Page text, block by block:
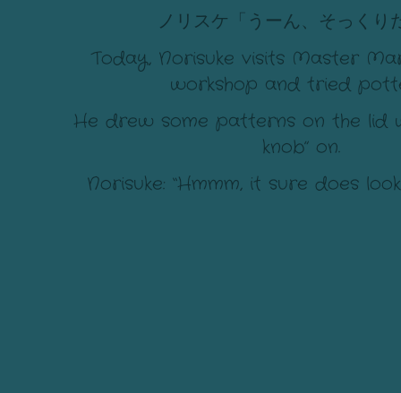
ノリスケ「うーん、そっくり
Today, Norisuke visits Master
workshop and tried
He drew some patterns on the lid
knob” on.
Norisuke: “Hmmm, it sure does